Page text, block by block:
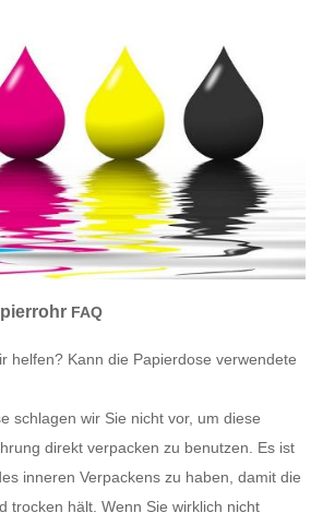
FAQ
helfen? Kann die Papierdose verwendete
schlagen wir Sie nicht vor, um diese
direkt verpacken zu benutzen. Es ist
inneren Verpackens zu haben, damit die
trocken hält. Wenn Sie wirklich nicht